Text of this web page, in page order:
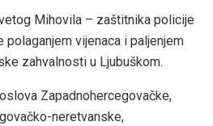
Mihovila – zaštitnika policije
vijenaca i paljenjem
zahvalnosti u Ljubuškom.
Zapadnohercegovačke,
neretvanske,